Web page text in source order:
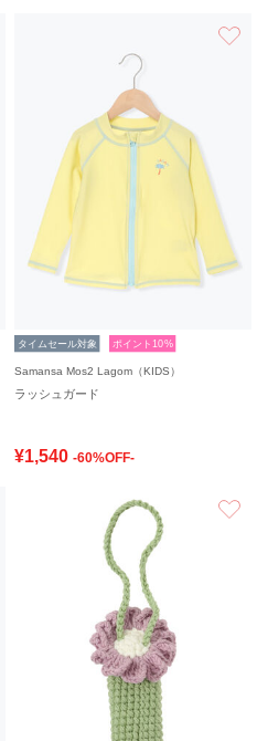
タイムセール対象 ポイント10%
Samansa Mos2 Lagom（KIDS）
ラッシュガード
¥1,540 -60%OFF-